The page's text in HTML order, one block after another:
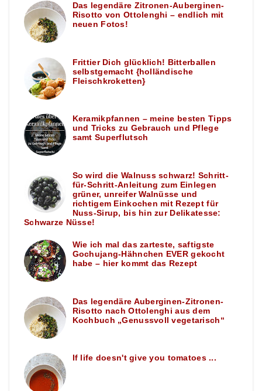
Das legendäre Zitronen-Auberginen-
Risotto von Ottolenghi – endlich mit
neuen Fotos!
Frittier Dich glücklich! Bitterballen
selbstgemacht {holländische
Fleischkroketten}
Keramikpfannen – meine besten Tipps
und Tricks zu Gebrauch und Pflege
samt Superflutsch
So wird die Walnuss schwarz! Schritt-
für-Schritt-Anleitung zum Einlegen
grüner, unreifer Walnüsse und
richtigem Einkochen mit Rezept für
Nuss-Sirup, bis hin zur Delikatesse:
Schwarze Nüsse!
Wie ich mal das zarteste, saftigste
Gochujang-Hähnchen EVER gekocht
habe – hier kommt das Rezept
Das legendäre Auberginen-Zitronen-
Risotto nach Ottolenghi aus dem
Kochbuch „Genussvoll vegetarisch“
If life doesn't give you tomatoes ...